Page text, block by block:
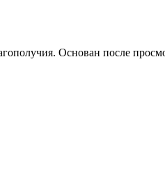
Основан после